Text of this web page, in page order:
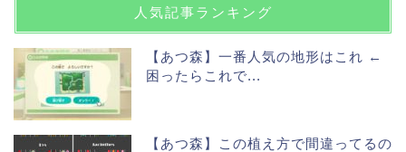
人気記事ランキング
【あつ森】一番人気の地形はこれ ←
困ったらこれで...
【あつ森】この植え方で間違ってるの